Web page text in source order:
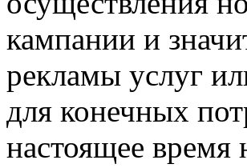
кампании и
рекламы услуг
для конечных
настоящее